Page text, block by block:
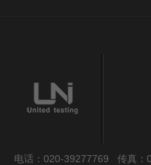
电话：020-39277769 传真